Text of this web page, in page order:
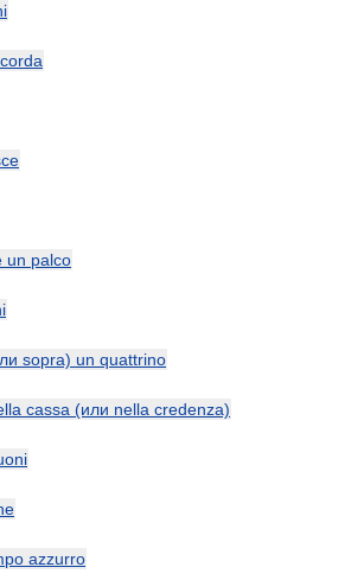
un palco
sopra) un quattrino
cassa (или nella credenza)
azzurro